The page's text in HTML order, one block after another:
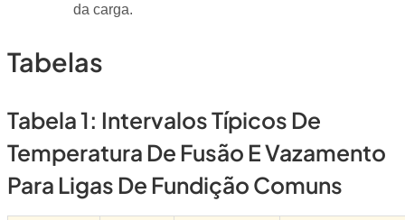
da carga.
Tabelas
Tabela 1: Intervalos Típicos De
Temperatura De Fusão E Vazamento
Para Ligas De Fundição Comuns